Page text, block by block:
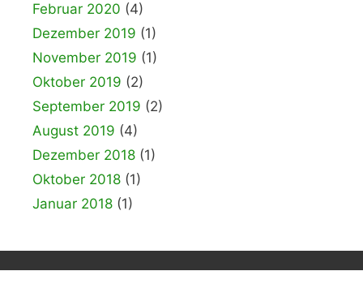
Februar 2020 (4)
Dezember 2019 (1)
November 2019 (1)
Oktober 2019 (2)
September 2019 (2)
August 2019 (4)
Dezember 2018 (1)
Oktober 2018 (1)
Januar 2018 (1)